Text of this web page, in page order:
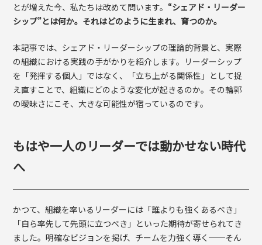
とが増えた今、私たちは改めて問います。 “シェアド・リーダー
シップ”とは何か。それはどのように生まれ、育つのか。
本記事では、シェアド・リーダーシップの理論的背景と、実際
の組織における実践の手がかりを紹介します。リーダーシップ
を「発揮する個人」ではなく、「立ち上がる関係性」として捉
え直すことで、組織にどのような変化が起きるのか。その輪郭
の曖昧さにこそ、大きな可能性が宿っているのです。
もはや一人のリーダーでは動かせない時代
へ
かつて、組織を率いるリーダーには「誰よりも強くあるべき」
「自ら率先して先頭に立つべき」といった期待が寄せられてき
ました。明確なビジョンを掲げ、チームを力強く導く──そん